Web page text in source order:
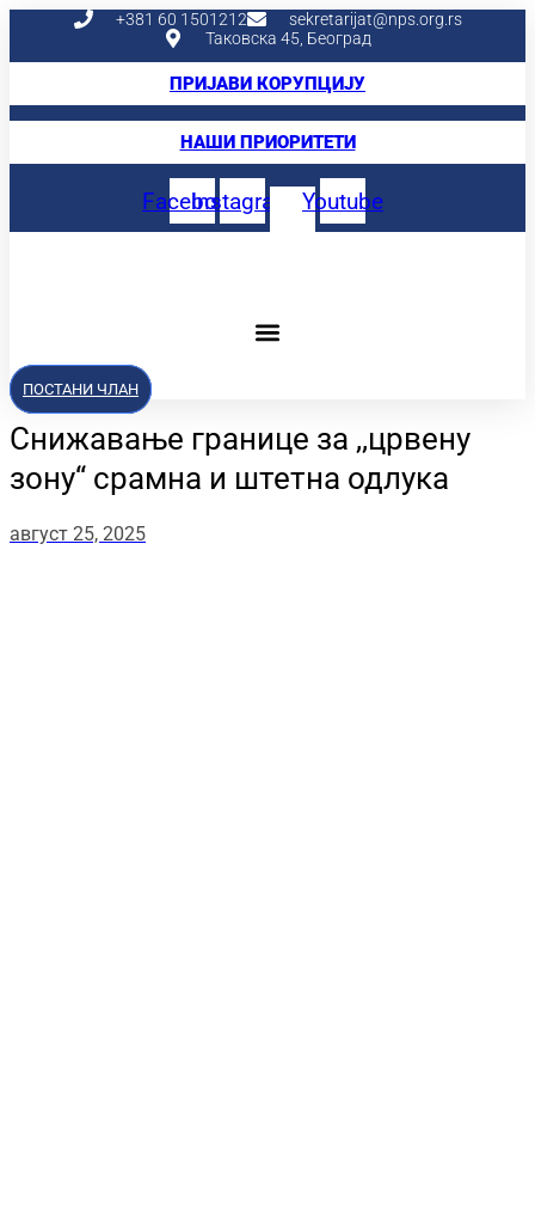
Скочите
садржај
+381 60 1501212
sekretarijat@nps.org.rs
Таковска 45, Београд
ПРИЈАВИ КОРУПЦИЈУ
НАШИ ПРИОРИТЕТИ
Facebook
Instagram Youtube
ПОСТАНИ ЧЛАН
Снижавање границе за ,,црвену
зону“ срамна и штетна одлука
август 25, 2025